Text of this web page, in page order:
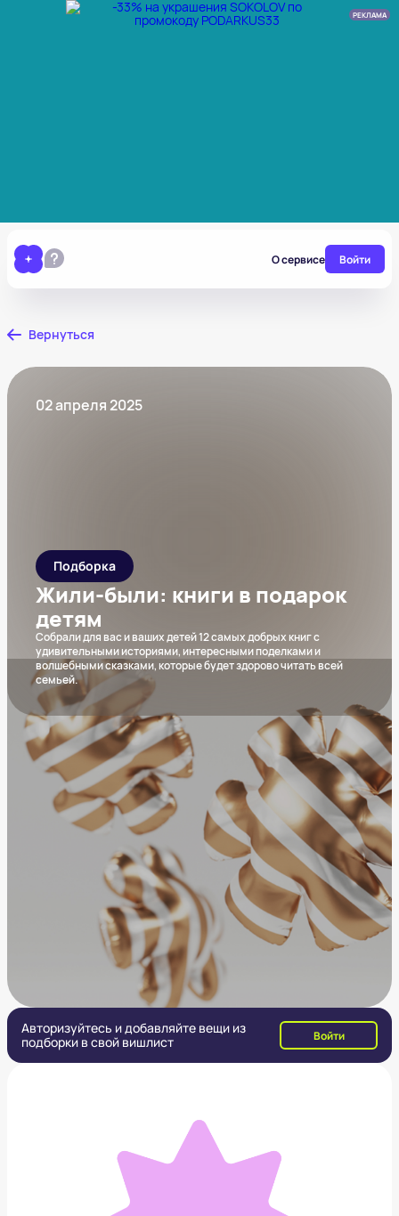
РЕКЛАМА
О сервисе Войти
Вернуться
02 апреля 2025
Подборка
Жили-были: книги в подарок
детям
Собрали для вас и ваших детей 12 самых добрых книг с
удивительными историями, интересными поделками и
волшебными сказками, которые будет здорово читать всей
семьей.
Авторизуйтесь и добавляйте вещи из
подборки в свой вишлист
Войти